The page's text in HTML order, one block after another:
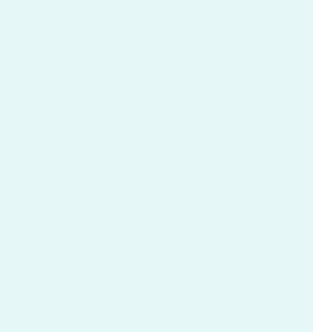
разработки специальных средств нелетального
уровней воздействия на человека
лиц экстремальных профессий.
и медицинское обеспечение сборных
периодических и углубленных
нагрузок с использованием
«профилей нагрузки и готовности»
анамнеза;
опорно-двигательного аппарата Разработка
и операций с использованием
скорость реакции, принятие решений,
пола, возраста и специфики вида спорта
профиля нагрузок и травматизма;